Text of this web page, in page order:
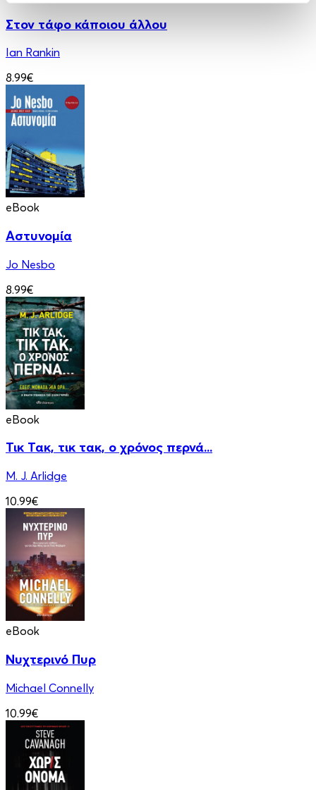
Στον τάφο κάποιου άλλου
Ian Rankin
8.99€
eBook
Αστυνομία
Jo Nesbo
8.99€
eBook
Τικ Τακ, τικ τακ, ο χρόνος περνά...
M. J. Arlidge
10.99€
eBook
Νυχτερινό Πυρ
Michael Connelly
10.99€